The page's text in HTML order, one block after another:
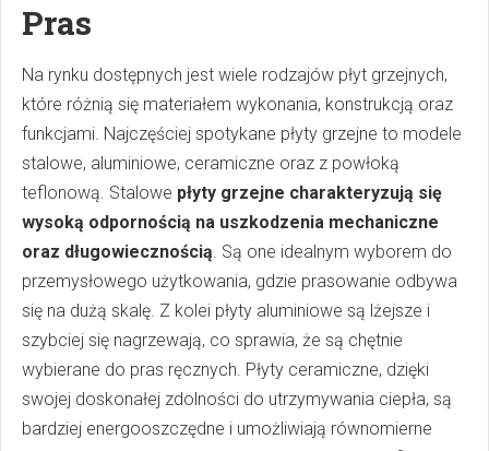
Pras
Na rynku dostępnych jest wiele rodzajów płyt grzejnych,
które różnią się materiałem wykonania, konstrukcją oraz
funkcjami. Najczęściej spotykane płyty grzejne to modele
stalowe, aluminiowe, ceramiczne oraz z powłoką
teflonową. Stalowe płyty grzejne charakteryzują się
wysoką odpornością na uszkodzenia mechaniczne
oraz długowiecznością. Są one idealnym wyborem do
przemysłowego użytkowania, gdzie prasowanie odbywa
się na dużą skalę. Z kolei płyty aluminiowe są lżejsze i
szybciej się nagrzewają, co sprawia, że są chętnie
wybierane do pras ręcznych. Płyty ceramiczne, dzięki
swojej doskonałej zdolności do utrzymywania ciepła, są
bardziej energooszczędne i umożliwiają równomierne